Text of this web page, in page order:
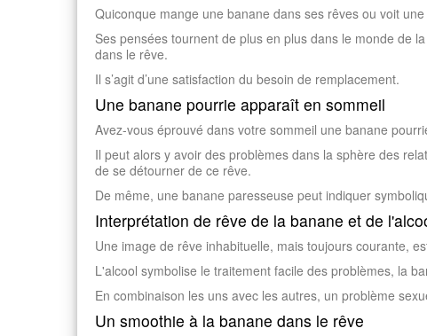
Quiconque mange une banane dans ses rêves ou voit
Ses pensées tournent de plus en plus dans le monde de
dans le rêve.
Il s’agit d’une satisfaction du besoin de remplacement.
Une banane pourrie apparaît en sommeil
Avez-vous éprouvé dans votre sommeil une banane
Il peut alors y avoir des problèmes dans la sphère des
de se détourner de ce rêve.
De même, une banane paresseuse peut indiquer
Interprétation de rêve de la banane et de
Une image de rêve inhabituelle, mais toujours courante,
L'alcool symbolise le traitement facile des problèmes, la
En combinaison les uns avec les autres, un problème
Un smoothie à la banane dans le rêve